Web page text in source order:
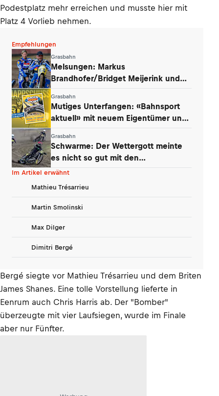
Podestplatz mehr erreichen und musste hier mit
Platz 4 Vorlieb nehmen.
Empfehlungen
Grasbahn
Melsungen: Markus
Brandhofer/Bridget Meijerink und
Grasbahn
Mutiges Unterfangen: «Bahnsport
aktuell» mit neuem Eigentümer und
Grasbahn
Schwarme: Der Wettergott meinte
es nicht so gut mit den
Niedersachsen
Im Artikel erwähnt
Mathieu Trésarrieu
Martin Smolinski
Max Dilger
Dimitri Bergé
Bergé siegte vor Mathieu Trésarrieu und dem Briten
James Shanes. Eine tolle Vorstellung lieferte in
Eenrum auch Chris Harris ab. Der "Bomber"
überzeugte mit vier Laufsiegen, wurde im Finale
aber nur Fünfter.